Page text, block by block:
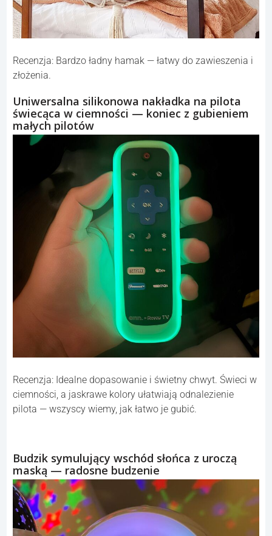
Recenzja: Bardzo ładny hamak — łatwy do zawieszenia i
złożenia.
Uniwersalna silikonowa nakładka na pilota
świecąca w ciemności — koniec z gubieniem
małych pilotów
Recenzja: Idealne dopasowanie i świetny chwyt. Świeci w
ciemności, a jaskrawe kolory ułatwiają odnalezienie
pilota — wszyscy wiemy, jak łatwo je gubić.
Budzik symulujący wschód słońca z uroczą
maską — radosne budzenie